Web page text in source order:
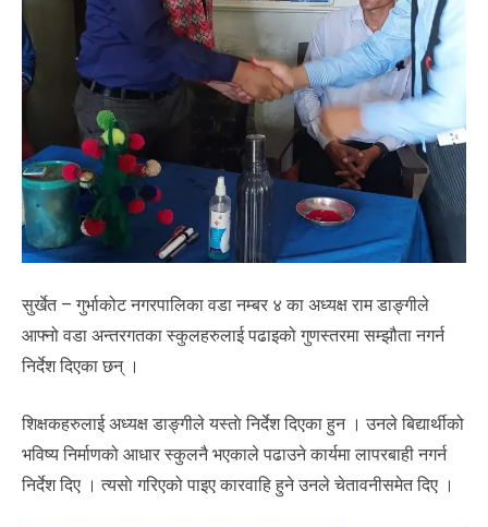
सुर्खेत – गुर्भाकोट नगरपालिका वडा नम्बर ४ का अध्यक्ष राम डाङ्गीले
आफ्नो वडा अन्तरगतका स्कुलहरुलाई पढाइको गुणस्तरमा सम्झौता नगर्न
निर्देश दिएका छन् ।
शिक्षकहरुलाई अध्यक्ष डाङ्गीले यस्ताे निर्देश दिएका हुन । उनले बिद्यार्थीको
भविष्य निर्माणको आधार स्कुलनै भएकाले पढाउने कार्यमा लापरबाही नगर्न
निर्देश दिए । त्यसाे गरिएको पाइए कारवाहि हुने उनले चेतावनीसमेत दिए ।